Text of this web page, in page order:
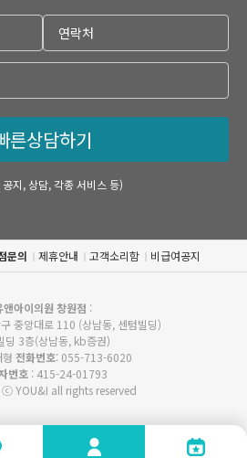
른상담하기
지, 상담, 각종 서비스 등)
문의 제휴안내 고객소리함 비급여공지
앤아이의원 창원점 :
중앙대로 110 (상남동, 센텀빌딩)
딩 3층(상남동, kb증권)
전화번호: 055-713-6020
번호 : 415-24-01793
YOU&I all rights reserved